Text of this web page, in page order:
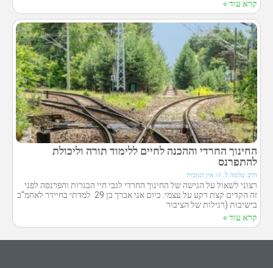
קרא עוד »
החינוך החרדי וההכנה לחיים ללימוד תורה וליכולת
להתפרנס
הרב שלמה ל. אין תגובות
רצוני לשאול על הגישה של החינוך החרדי לגבי חיי הבגרות והפרנסה לפני
זה הקדים קצת רקע על עצמי. כיום אני אברך בן 29 למדתי בחיידר לאחמ"כ
בישיבות (רגילות של הציבור
קרא עוד »